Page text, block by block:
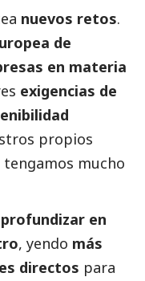
nuevos retos.
de
en materia
exigencias de
propios
mucho
profundizar en
, yendo más
directos para